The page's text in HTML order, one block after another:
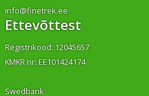
info@finetrek.ee
Ettevõttest
Registrikood: 12045657
KMKR nr: EE101424174
Swedbank